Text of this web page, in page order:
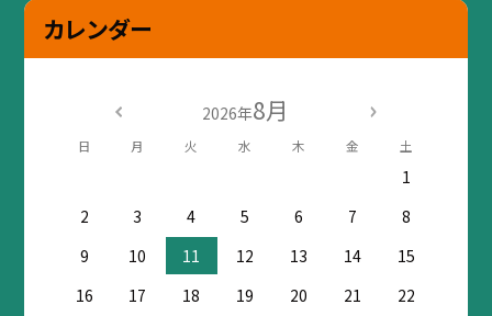
カレンダー
2026年8月
日 月 火 水 木 金 土
1
2
3 4 5 6 7
8
9
10 11 12 13 14
15
16
17 18 19 20 21
22